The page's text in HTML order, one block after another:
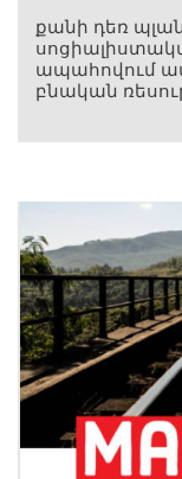
քանի դեռ
ապահովում
բնական